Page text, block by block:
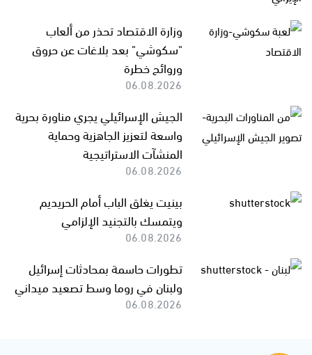
وزارة الاقتصاد تحذر من ألعاب
"سكوشي" بعد بلاغات عن حروق
وروائح خطرة
06.08.2026
الجيش الإسرائيلي يجري مناورة بحرية
واسعة لتعزيز الجاهزية وحماية
المنشآت الاستراتيجية
06.08.2026
بينيت يغلق الباب أمام الحريديم
ويتمسك بالتجنيد الإلزامي
06.08.2026
تطورات حاسمة بمحادثات إسرائيل
ولبنان في روما وسط تصعيد ميداني
06.08.2026